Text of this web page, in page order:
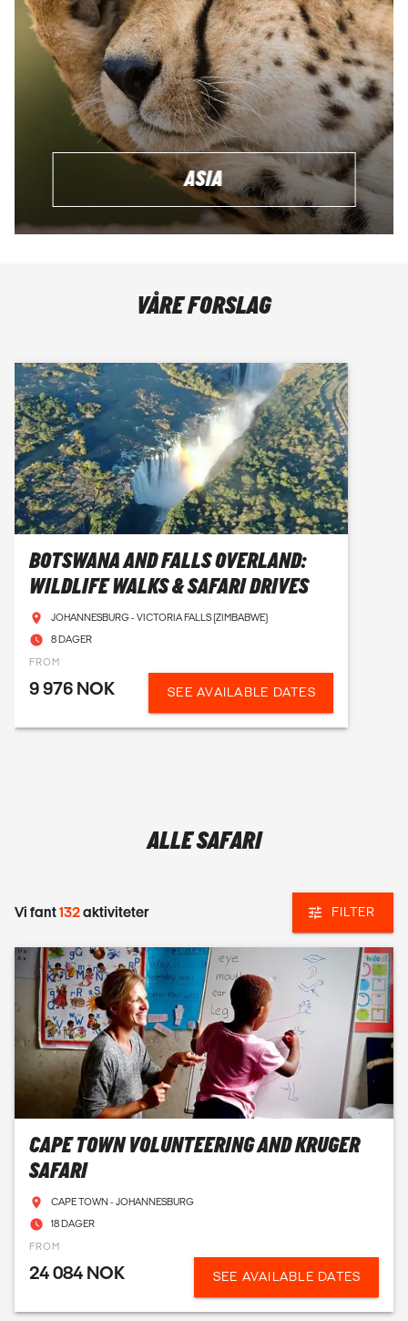
ASIA
VÅRE FORSLAG
BOTSWANA AND FALLS OVERLAND:
WILDLIFE WALKS & SAFARI DRIVES
JOHANNESBURG - VICTORIA FALLS (ZIMBABWE)
8 DAGER
FROM
9 976 NOK SEE AVAILABLE DATES
ALLE SAFARI
Vi fant132aktiviteter FILTER
CAPE TOWN VOLUNTEERING AND KRUGER
SAFARI
CAPE TOWN - JOHANNESBURG
18 DAGER
FROM
24 084 NOK SEE AVAILABLE DATES